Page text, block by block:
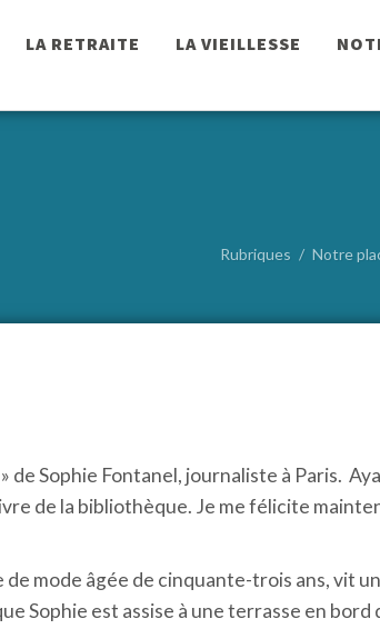
LA RETRAITE LA VIEILLESSE
Rubriques Notre
Sophie Fontanel, journaliste à Paris.
de la bibliothèque. Je me félicite
mode âgée de cinquante-trois ans, vit
Sophie est assise à une terrasse en